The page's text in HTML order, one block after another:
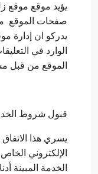
يؤيد موقع موقع
صفحات الموقع.
يدركو ان إدارة
الوارد في
الموقع من قبل
قبول شروط
يسري هذا
الإلكتروني
الخدمة المبينة